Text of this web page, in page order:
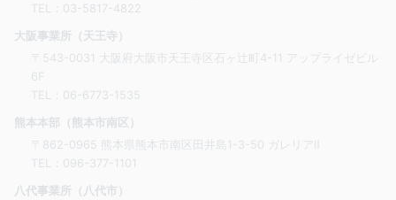
TEL： 03-5817-4822
大阪事業所（天王寺）
〒543-0031 大阪府大阪市天王寺区石ヶ辻町4-11 アップライゼビル
6F
TEL： 06-6773-1535
熊本本部（熊本市南区）
〒862-0965 熊本県熊本市南区田井島1-3-50 ガレリアⅡ
TEL： 096-377-1101
八代事業所（八代市）